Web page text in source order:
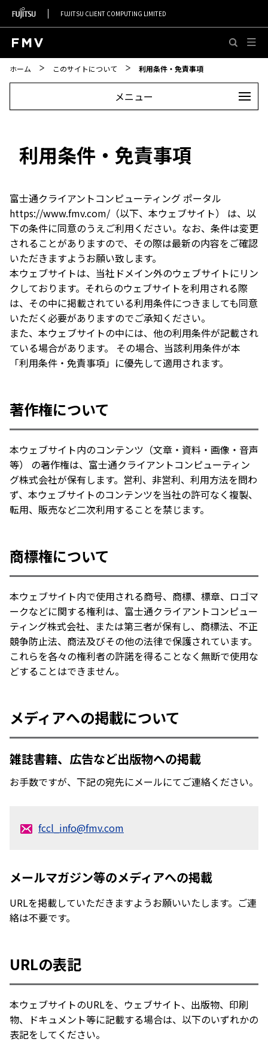
FUJITSU CLIENT COMPUTING LIMITED
ホーム このサイトについて 利用条件・免責事項
メニュー
利用条件・免責事項
富士通クライアントコンピューティング ポータル
https://www.fmv.com/（以下、本ウェブサイト） は、以
下の条件に同意のうえご利用ください。なお、条件は変更
されることがありますので、その際は最新の内容をご確認
いただきますようお願い致します。
本ウェブサイトは、当社ドメイン外のウェブサイトにリン
クしております。それらのウェブサイトを利用される際
は、その中に掲載されている利用条件につきましても同意
いただく必要がありますのでご承知ください。
また、本ウェブサイトの中には、他の利用条件が記載され
ている場合があります。 その場合、当該利用条件が本
「利用条件・免責事項」に優先して適用されます。
著作権について
本ウェブサイト内のコンテンツ（文章・資料・画像・音声
等） の著作権は、富士通クライアントコンピューティン
グ株式会社が保有します。営利、非営利、利用方法を問わ
ず、本ウェブサイトのコンテンツを当社の許可なく複製、
転用、販売など二次利用することを禁じます。
商標権について
本ウェブサイト内で使用される商号、商標、標章、ロゴマ
ークなどに関する権利は、富士通クライアントコンピュー
ティング株式会社、または第三者が保有し、商標法、不正
競争防止法、商法及びその他の法律で保護されています。
これらを各々の権利者の許諾を得ることなく無断で使用な
どすることはできません。
メディアへの掲載について
雑誌書籍、広告など出版物への掲載
お手数ですが、下記の宛先にメールにてご連絡ください。
fccl_info@fmv.com
メールマガジン等のメディアへの掲載
URLを掲載していただきますようお願いいたします。ご連
絡は不要です。
URLの表記
本ウェブサイトのURLを、ウェブサイト、出版物、印刷
物、ドキュメント等に記載する場合は、以下のいずれかの
表記をしてください。